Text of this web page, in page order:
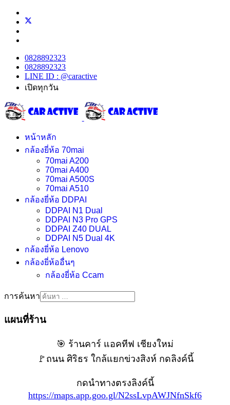
0828892323
0828892323
LINE ID : @caractive
เปิดทุกวัน
หน้าหลัก
กล้องยี่ห้อ 70mai
70mai A200
70mai A400
70mai A500S
70mai A510
กล้องยี่ห้อ DDPAI
DDPAI N1 Dual
DDPAI N3 Pro GPS
DDPAI Z40 DUAL
DDPAI N5 Dual 4K
กล้องยี่ห้อ Lenovo
กล้องยี่ห้ออื่นๆ
กล้องยี่ห้อ Ccam
การค้นหา
แผนที่ร้าน
🎯 ร้านคาร์ แอคทีฟ เชียงใหม่
🚩ถนน ศิริธร ใกล้แยกข่วงสิงห์ กดลิงค์นี้
กดนำทางตรงลิงค์นี้
https://maps.app.goo.gl/N2ssLvpAWJNfnSkf6